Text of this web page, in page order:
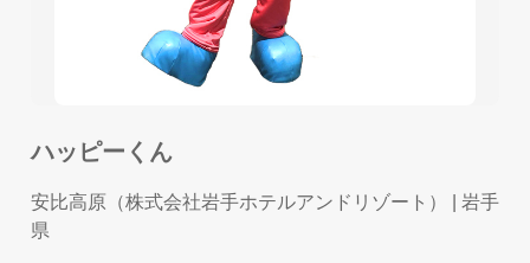
ハッピーくん
安比高原（株式会社岩手ホテルアンドリゾート）
| 岩手
県